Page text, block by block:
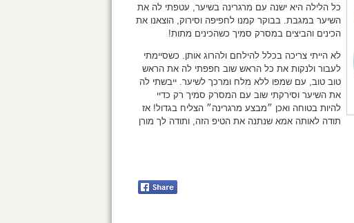
כל הלילה היא ישנה עם מרגרינה בשיער, עטפתי לה את
השיער במגבת. בבוקר קמנו לחפיפה וסירוק, הוצאנו את
הכינים והביצים במסרק סמיך כשהכינים מתות!
לא הייתי צריכה בכלל להילחם ולהרוג אותן. כשסיימתי
לעבור ולנקות את כל הראש שוב חפפתי לה את הראש
טוב טוב, עם שמפו ללא מלח ומרכך לשיער. ייבשתי לה
את השיער וסירקתי שוב עם המסרק סמיך רק כדיי
להיות בטוחה ואכן ״מבצע מרגרינה״ הצליח בגדול! אז
תודה לאותה אמא שנתנה את הטיפ הזה, ותודה לך מורן